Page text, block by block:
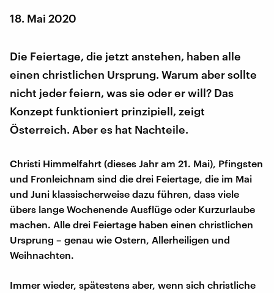
18. Mai 2020
Die Feiertage, die jetzt anstehen, haben alle
einen christlichen Ursprung. Warum aber sollte
nicht jeder feiern, was sie oder er will? Das
Konzept funktioniert prinzipiell, zeigt
Österreich. Aber es hat Nachteile.
Christi Himmelfahrt (dieses Jahr am 21. Mai), Pfingsten
und Fronleichnam sind die drei Feiertage, die im Mai
und Juni klassischerweise dazu führen, dass viele
übers lange Wochenende Ausflüge oder Kurzurlaube
machen. Alle drei Feiertage haben einen christlichen
Ursprung – genau wie Ostern, Allerheiligen und
Weihnachten.
Immer wieder, spätestens aber, wenn sich christliche